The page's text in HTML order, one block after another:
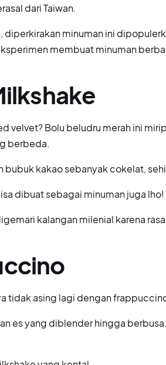
dari Taiwan.
diperkirakan minuman ini
membuat minuman
velvet? Bolu beludru merah ini
berbeda.
bubuk kakao sebanyak cokelat,
dibuat sebagai minuman juga
kalangan milenial karena
tidak asing lagi dengan
es yang diblender hingga